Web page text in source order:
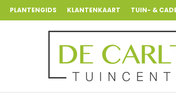
PLANTENGIDS KLANTENKAART TUIN- &